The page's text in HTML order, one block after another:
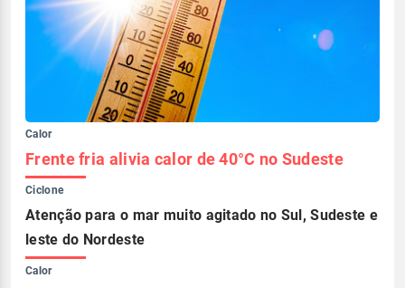
Calor
Frente fria alivia calor de 40°C no Sudeste
Ciclone
Atenção para o mar muito agitado no Sul, Sudeste e
leste do Nordeste
Calor